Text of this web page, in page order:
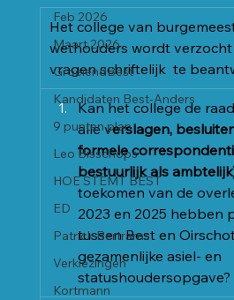
Feb 2026
Maart 2026
GroeiendBest
Kandidaten Best-Anders
9 punten plan
Leo Bisschops
HOE STEMT BEST
ED
Patrick Bertrams
Verkiezingen
Kortmann
Het college van
wethouders wordt
vragen schriftelijk  te
Kan het college de
alle verslagen,
formele
bestuurlijk als
toekomen van de
2023 en 2025 hebben
tussen Best en
gezamenlijke asiel- en
statushoudersopgave?